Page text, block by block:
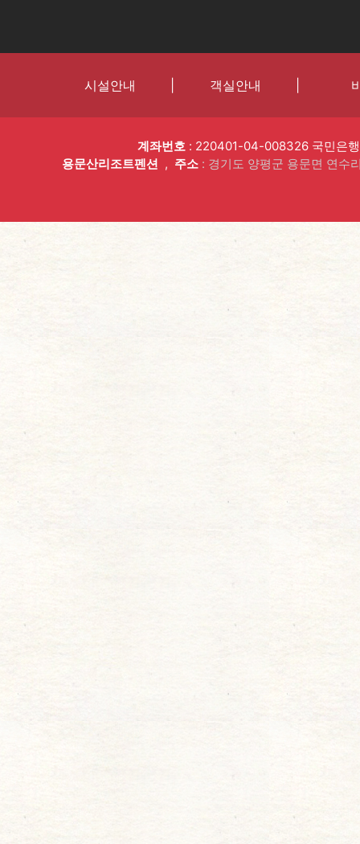
시설안내 객실안내
계좌번호 : 220401-04-008326 국민은
용문산리조트펜션 , 주소 : 경기도 양평군 용문면 연수